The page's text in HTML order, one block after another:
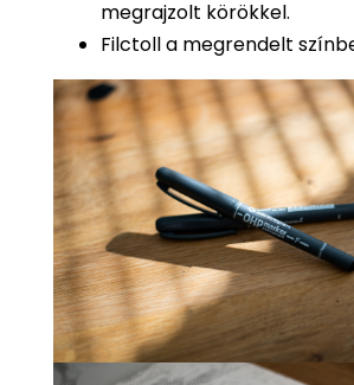
megrajzolt körökkel.
Filctoll a megrendelt